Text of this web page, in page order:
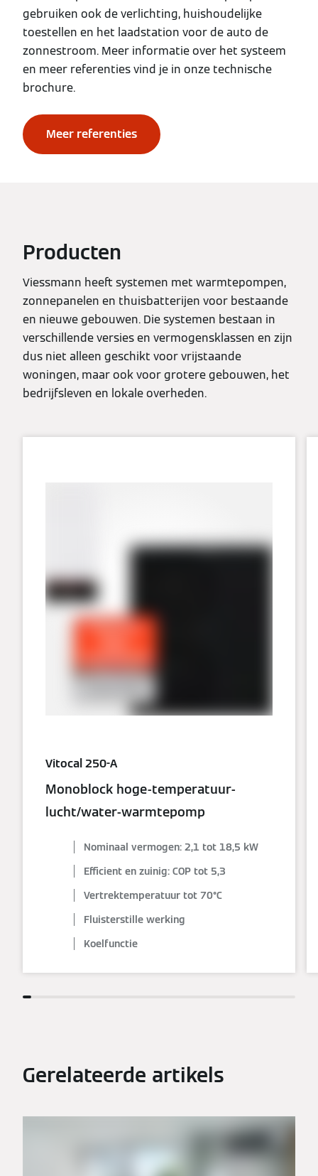
gebruiken ook de verlichting, huishoudelijke
toestellen en het laadstation voor de auto de
zonnestroom. Meer informatie over het systeem
en meer referenties vind je in onze technische
brochure.
Meer referenties
Producten
Viessmann heeft systemen met warmtepompen,
zonnepanelen en thuisbatterijen voor bestaande
en nieuwe gebouwen. Die systemen bestaan in
verschillende versies en vermogensklassen en zijn
dus niet alleen geschikt voor vrijstaande
woningen, maar ook voor grotere gebouwen, het
bedrijfsleven en lokale overheden.
Vitocal 250-A
Monoblock hoge-temperatuur-
lucht/water-warmtepomp
Nominaal vermogen: 2,1 tot 18,5 kW
Efficient en zuinig: COP tot 5,3
Vertrektemperatuur tot 70°C
Fluisterstille werking
Koelfunctie
Gerelateerde artikels